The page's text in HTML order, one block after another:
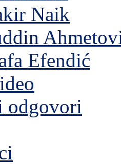
Naik
Efendić
odgovori